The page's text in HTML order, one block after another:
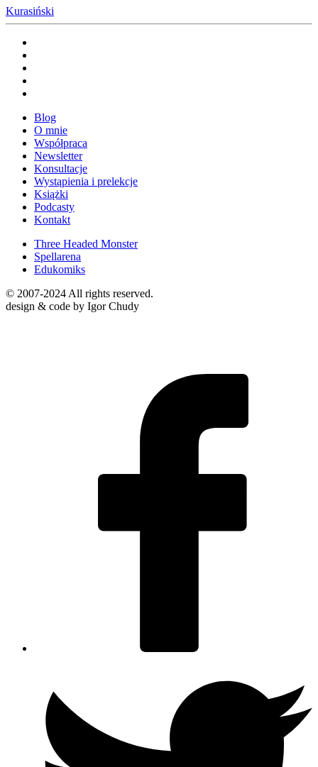
Kurasiński
Blog
O mnie
Współpraca
Newsletter
Konsultacje
Wystąpienia i prelekcje
Książki
Podcasty
Kontakt
Three Headed Monster
Spellarena
Edukomiks
© 2007-2024 All rights reserved.
design & code by Igor Chudy